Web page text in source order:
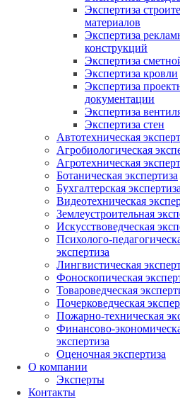
Экспертиза
материалов
Экспертиза
конструкций
Экспертиза
Экспертиза кровли
Экспертиза
документации
Экспертиза
Экспертиза стен
Автотехническая
Агробиологическая
Агротехническая
Ботаническая экспертиза
Бухгалтерская экспертиза
Видеотехническая
Землеустроительная
Искусствоведческая
Психолого-
экспертиза
Лингвистическая
Фоноскопическая
Товароведческая
Почерковедческая
Пожарно-техническая
Финансово-
экспертиза
Оценочная экспертиза
О компании
Эксперты
Контакты